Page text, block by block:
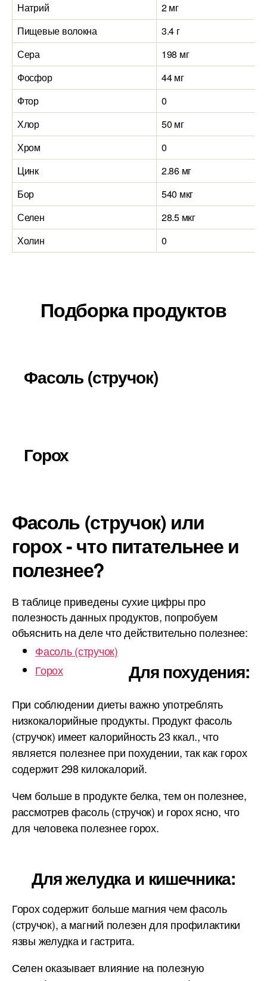
Натрий
2 мг
Пищевые волокна
3.4 г
Сера
198 мг
Фосфор
44 мг
Фтор
0
Хлор
50 мг
Хром
0
Цинк
2.86 мг
Бор
540 мкг
Селен
28.5 мкг
Холин
0
Подборка продуктов
Фасоль (стручок)
Горох
Фасоль (стручок) или
горох - что питательнее и
полезнее?
В таблице приведены сухие цифры про
полезность данных продуктов, попробуем
объяснить на деле что действительно полезнее:
Фасоль (стручок)
Горох
Для похудения:
При соблюдении диеты важно употреблять
низкокалорийные продукты. Продукт фасоль
(стручок) имеет калорийность 23 ккал., что
является полезнее при похудении, так как горох
содержит 298 килокалорий.
Чем больше в продукте белка, тем он полезнее,
рассмотрев фасоль (стручок) и горох ясно, что
для человека полезнее горох.
Для желудка и кишечника:
Горох содержит больше магния чем фасоль
(стручок), а магний полезен для профилактики
язвы желудка и гастрита.
Селен оказывает влияние на полезную